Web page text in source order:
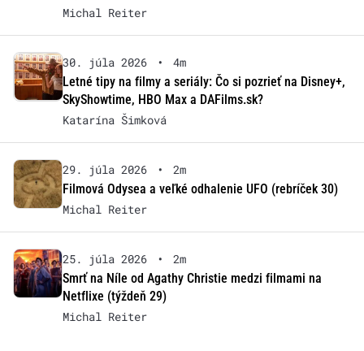
Michal Reiter
30. júla 2026 •
4m
Letné tipy na filmy a seriály: Čo si pozrieť na Disney+,
SkyShowtime, HBO Max a DAFilms.sk?
Katarína Šimková
29. júla 2026 •
2m
Filmová Odysea a veľké odhalenie UFO (rebríček 30)
Michal Reiter
25. júla 2026 •
2m
Smrť na Níle od Agathy Christie medzi filmami na
Netflixe (týždeň 29)
Michal Reiter